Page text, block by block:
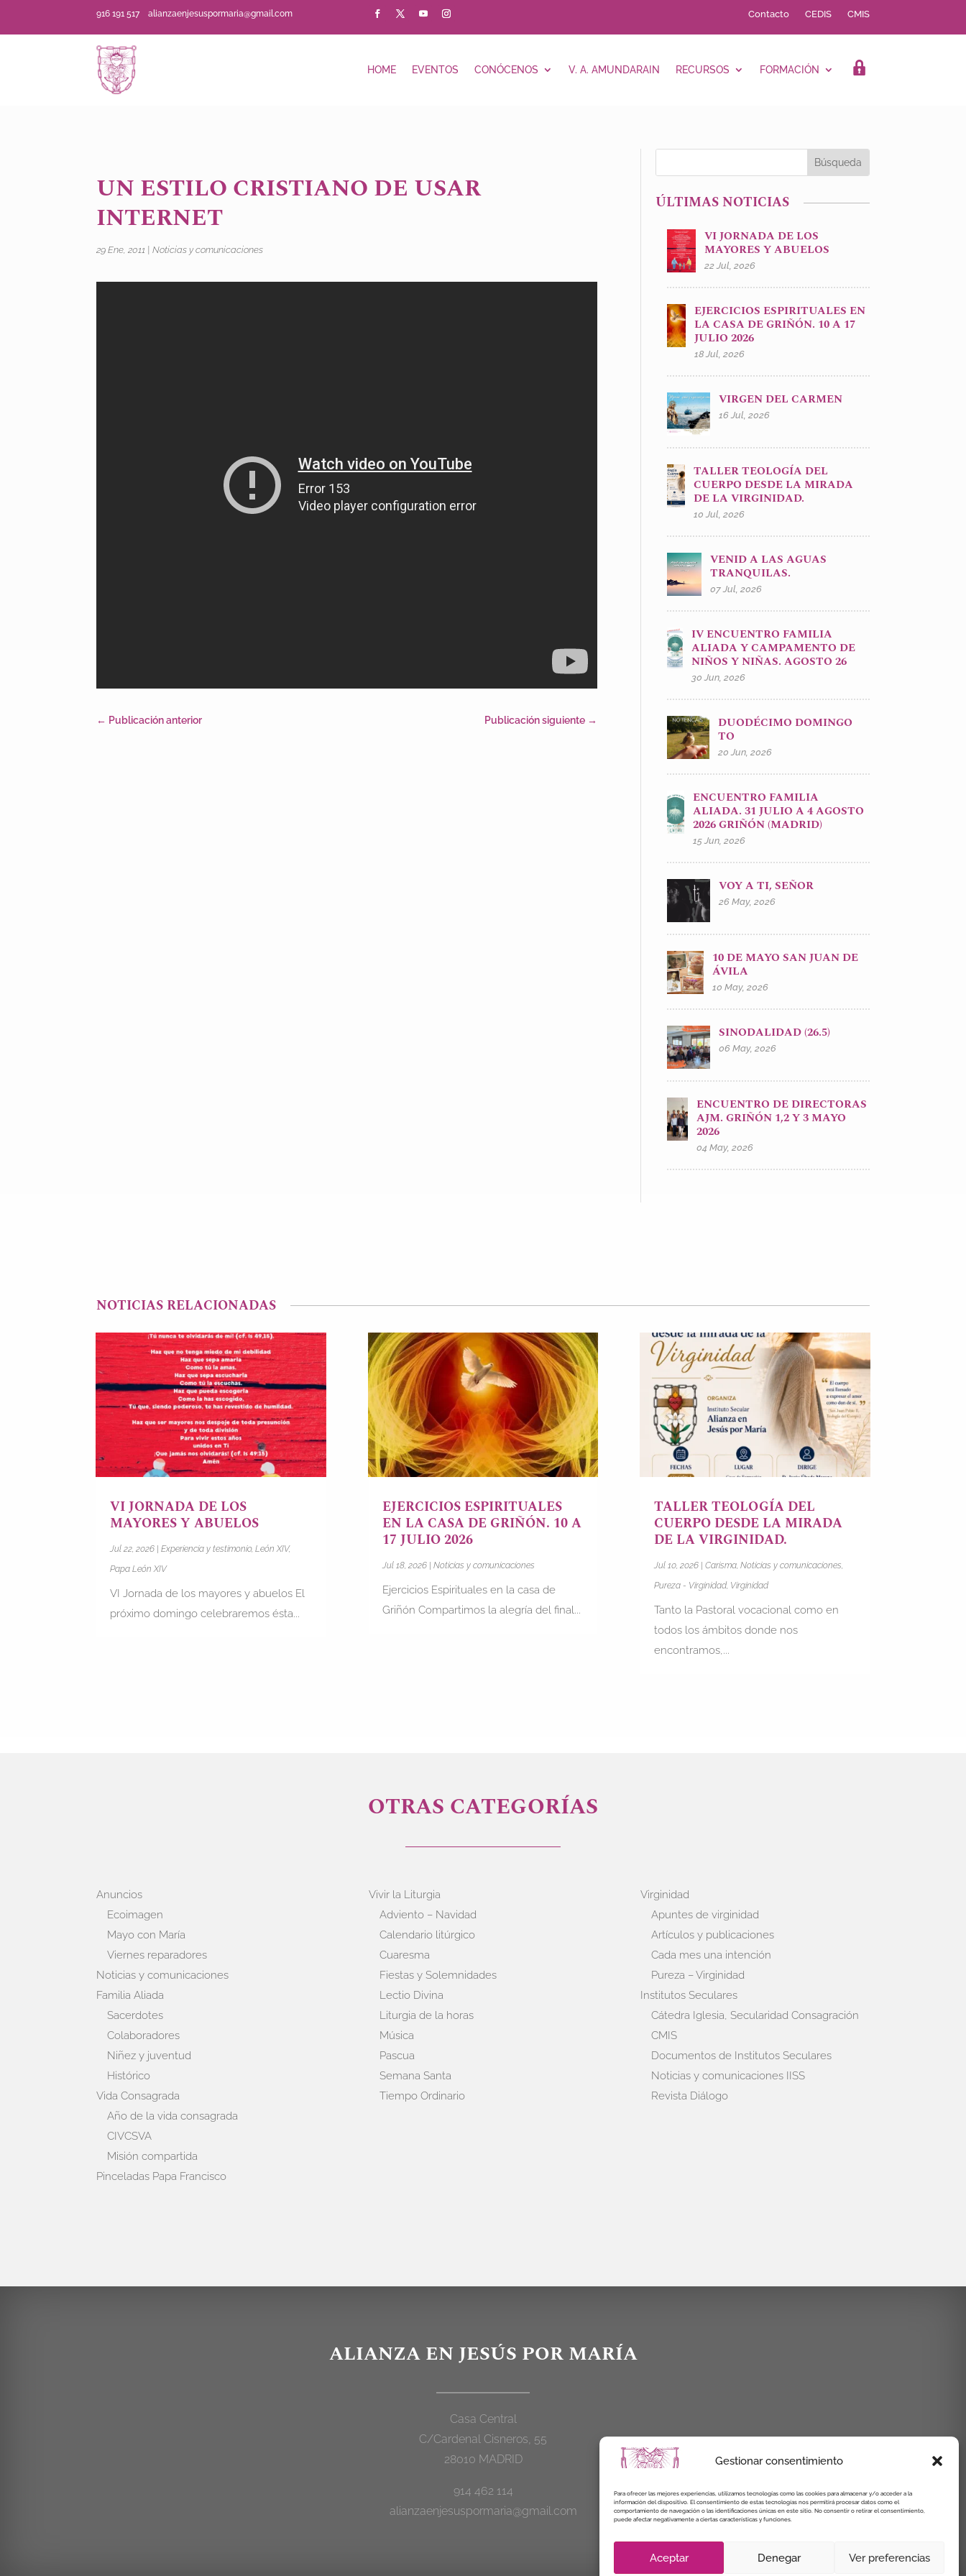
Gestionar consentimiento
Para ofrecer las mejores experiencias, utilizamos tecnologías como las cookies para almacenar y/o acceder a la
información del dispositivo. El consentimiento de estas tecnologías nos permitirá procesar datos como el
comportamiento de navegación o las identificaciones únicas en este sitio. No consentir o retirar el consentimiento,
puede afectar negativamente a ciertas características y funciones.
Aceptar Denegar Ver preferencias
916 191 517alianzaenjesuspormaria@gmail.com Contacto CEDIS CMIS
HOME EVENTOS CONÓCENOS V. A. AMUNDARAIN RECURSOS FORMACIÓN LOGIN
UN ESTILO CRISTIANO DE USAR
INTERNET
29 Ene, 2011 |Noticias y comunicaciones
← Publicación anterior Publicación siguiente →
ÚLTIMAS NOTICIAS
VI JORNADA DE LOS
MAYORES Y ABUELOS
22 Jul, 2026
EJERCICIOS ESPIRITUALES EN
LA CASA DE GRIÑÓN. 10 A 17
JULIO 2026
18 Jul, 2026
VIRGEN DEL CARMEN
16 Jul, 2026
TALLER TEOLOGÍA DEL
CUERPO DESDE LA MIRADA
DE LA VIRGINIDAD.
10 Jul, 2026
VENID A LAS AGUAS
TRANQUILAS.
07 Jul, 2026
IV ENCUENTRO FAMILIA
ALIADA Y CAMPAMENTO DE
NIÑOS Y NIÑAS. AGOSTO 26
30 Jun, 2026
DUODÉCIMO DOMINGO
TO
20 Jun, 2026
ENCUENTRO FAMILIA
ALIADA. 31 JULIO A 4 AGOSTO
2026 GRIÑÓN (MADRID)
15 Jun, 2026
VOY A TI, SEÑOR
26 May, 2026
10 DE MAYO SAN JUAN DE
ÁVILA
10 May, 2026
SINODALIDAD (26.5)
06 May, 2026
ENCUENTRO DE DIRECTORAS
AJM. GRIÑÓN 1,2 Y 3 MAYO
2026
04 May, 2026
NOTICIAS RELACIONADAS
VI JORNADA DE LOS
MAYORES Y ABUELOS
Jul 22, 2026 |Experiencia y testimonio,León XIV,
Papa León XIV
VI Jornada de los mayores y abuelos El
próximo domingo celebraremos ésta...
EJERCICIOS ESPIRITUALES
EN LA CASA DE GRIÑÓN. 10 A
17 JULIO 2026
Jul 18, 2026| Noticias y comunicaciones
Ejercicios Espirituales en la casa de
Griñón Compartimos la alegría del final...
TALLER TEOLOGÍA DEL
CUERPO DESDE LA MIRADA
DE LA VIRGINIDAD.
Jul 10, 2026| Carisma, Noticias y comunicaciones
Pureza - Virginidad, Virginidad
Tanto la Pastoral vocacional como en
todos los ámbitos donde nos
encontramos,...
OTRAS CATEGORÍAS
Anuncios
Ecoimagen
Mayo con María
Viernes reparadores
Noticias y comunicaciones
Familia Aliada
Sacerdotes
Colaboradores
Niñez y juventud
Histórico
Vida Consagrada
Año de la vida consagrada
CIVCSVA
Misión compartida
Pinceladas Papa Francisco
Vivir la Liturgia
Adviento – Navidad
Calendario litúrgico
Cuaresma
Fiestas y Solemnidades
Lectio Divina
Liturgia de la horas
Música
Pascua
Semana Santa
Tiempo Ordinario
Virginidad
Apuntes de virginidad
Artículos y publicaciones
Cada mes una intención
Pureza – Virginidad
Institutos Seculares
Cátedra Iglesia, Secularidad Consagración
CMIS
Documentos de Institutos Seculares
Noticias y comunicaciones IISS
Revista Diálogo
ALIANZA EN JESÚS POR MARÍA
Casa Central
C/Cardenal Cisneros, 55
28010 MADRID
914 462 114
alianzaenjesuspormaria@gmail.com